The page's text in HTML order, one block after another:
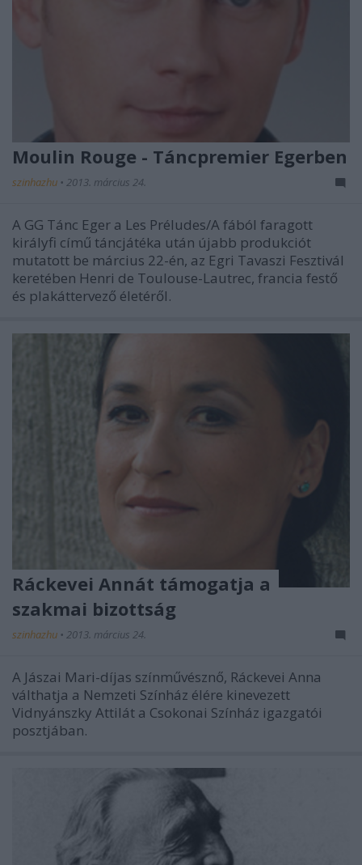
Moulin Rouge - Táncpremier Egerben
szinhazhu • 2013. március 24.
A GG Tánc Eger a Les Préludes/A fából faragott
királyfi című táncjátéka után újabb produkciót
mutatott be március 22-én, az Egri Tavaszi Fesztivál
keretében Henri de Toulouse-Lautrec, francia festő
és plakáttervező életéről.
Ráckevei Annát támogatja a
szakmai bizottság
szinhazhu • 2013. március 24.
A Jászai Mari-díjas színművésznő, Ráckevei Anna
válthatja a Nemzeti Színház élére kinevezett
Vidnyánszky Attilát a Csokonai Színház igazgatói
posztjában.